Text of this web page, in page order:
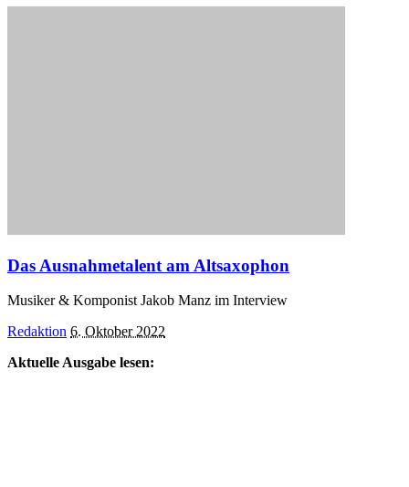
Das Ausnahmetalent am Altsaxophon
Musiker & Komponist Jakob Manz im Interview
Posted
Redaktion 6. Oktober 2022
Aktuelle Ausgabe lesen: